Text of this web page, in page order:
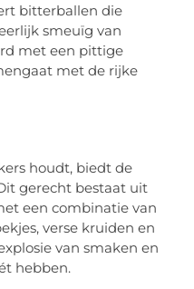
bitterballen die
smeuïg van
met een pittige
met de rijke
houdt, biedt de
gerecht bestaat uit
een combinatie van
verse kruiden en
van smaken en
hebben.